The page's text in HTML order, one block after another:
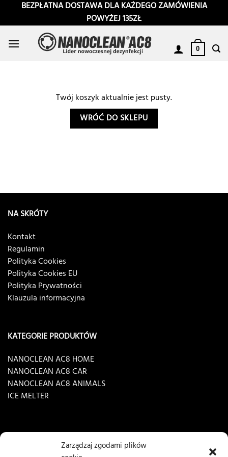
Zarządzaj zgodami plików
PrzewińBEZPŁATNA DOSTAWA DLA KAŻDEGO ZAMÓWIENIA
POWYŻEJ 135ZŁ
0
Twój koszyk aktualnie jest pusty.
WRÓĆ DO SKLEPU
NA SKRÓTY
Kontakt
Regulamin
Polityka Cookies
Polityka Cookies EU
Polityka Prywatności
Klauzula informacyjna
KATEGORIE PRODUKTÓW
NANOCLEAN AC8 HOME
NANOCLEAN AC8 CAR
NANOCLEAN AC8 ANIMALS
ICE MELTER